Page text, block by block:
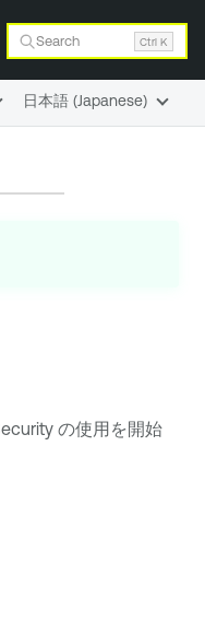
Search Ctrl K
の使用を開始
日本語 (Japanese)